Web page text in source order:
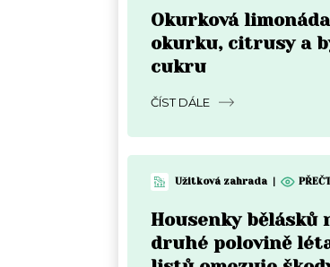
Okurková
okurku, citrusy a
cukru
ČÍST DÁLE
Užitková zahrada
Housenky bělásků
druhé polovině